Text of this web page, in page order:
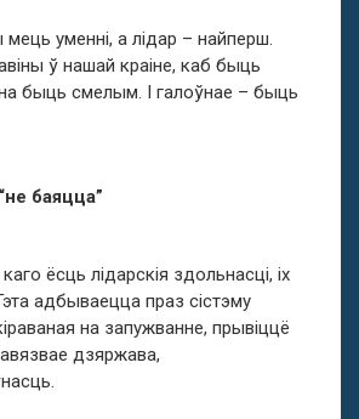
мець уменні, а лідар – найперш.
ў нашай краіне, каб быць
быць смелым. І галоўнае – быць
баяцца”
ёсць лідарскія здольнасці, іх
адбываецца праз сістэму
на запужванне, прывіццё
дзяржава,